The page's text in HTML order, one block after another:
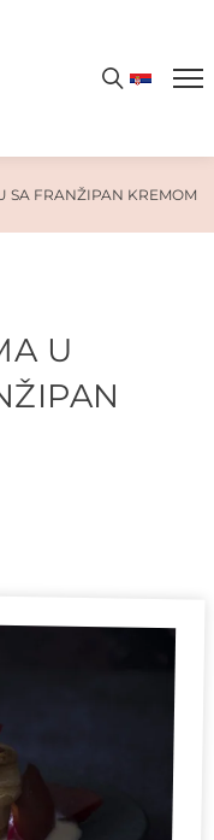
SA FRANŽIPAN KREMOM
U